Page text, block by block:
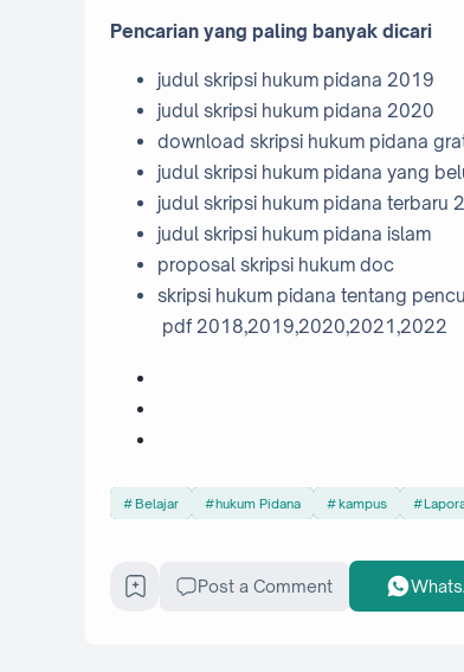
Pencarian yang paling banyak dicari
judul skripsi hukum pidana 2019
judul skripsi hukum pidana 2020
download skripsi hukum pidana
judul skripsi hukum pidana yang
judul skripsi hukum pidana terbaru
judul skripsi hukum pidana islam
proposal skripsi hukum doc
skripsi hukum pidana tentang
pdf 2018,2019,2020,2021,2022
Belajar hukum Pidana kampus
Post a Comment